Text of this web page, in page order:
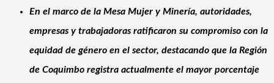
En el marco de la Mesa Mujer y Minería, autoridades,
empresas y trabajadoras ratificaron su compromiso con la
equidad de género en el sector, destacando que la Región
de Coquimbo registra actualmente el mayor porcentaje